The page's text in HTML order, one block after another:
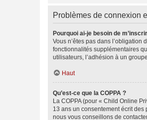
Problèmes de connexion
Pourquoi ai-je besoin de
Vous n’êtes pas dans
fonctionnalités supplémentaires
utilisateurs, l’adhésion à un
Haut
Qu’est-ce que la COPPA ?
La COPPA (pour « Child Online
13 ans un consentement écrit
nous vous conseillons de